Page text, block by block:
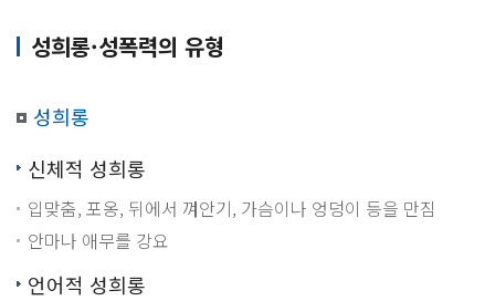
성희롱·성폭력의 유형
성희롱
신체적 성희롱
입맞춤, 포옹, 뒤에서 껴안기, 가슴이나 엉덩이 등을 만짐
안마나 애무를 강요
언어적 성희롱